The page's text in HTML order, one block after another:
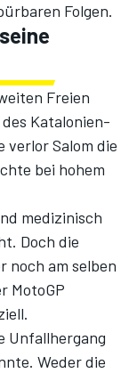
Folgen.
Freien
Katalonien-
verlor Salom die
bei hohem
medizinisch
Doch die
noch am selben
MotoGP
Unfallhergang
Weder die